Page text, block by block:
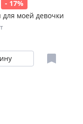
- 17%
моей девочки